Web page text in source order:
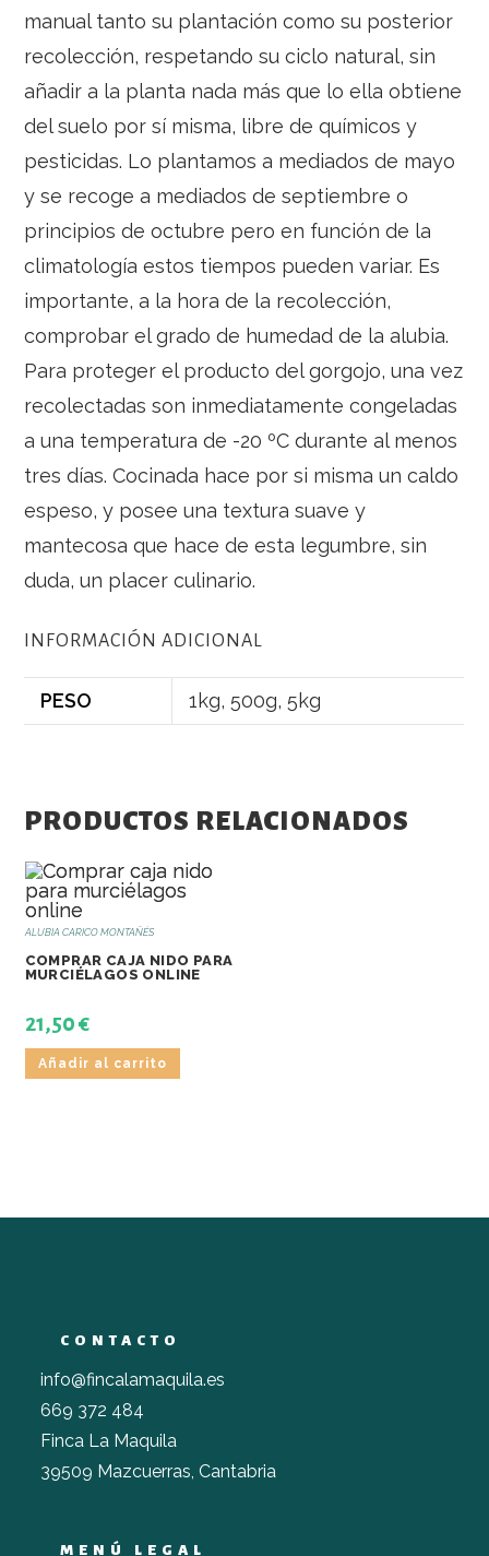
manual tanto su plantación como su posterior
recolección, respetando su ciclo natural, sin
añadir a la planta nada más que lo ella obtiene
del suelo por sí misma, libre de químicos y
pesticidas. Lo plantamos a mediados de mayo
y se recoge a mediados de septiembre o
principios de octubre pero en función de la
climatología estos tiempos pueden variar. Es
importante, a la hora de la recolección,
comprobar el grado de humedad de la alubia.
Para proteger el producto del gorgojo, una vez
recolectadas son inmediatamente congeladas
a una temperatura de -20 ºC durante al menos
tres días. Cocinada hace por si misma un caldo
espeso, y posee una textura suave y
mantecosa que hace de esta legumbre, sin
duda, un placer culinario.
INFORMACIÓN ADICIONAL
PESO 1kg, 500g, 5kg
PRODUCTOS RELACIONADOS
ALUBIA CARICO MONTAÑÉS
COMPRAR CAJA NIDO PARA
MURCIÉLAGOS ONLINE
21,50€
Añadir al carrito
CONTACTO
info@fincalamaquila.es
669 372 484
Finca La Maquila
39509 Mazcuerras, Cantabria
MENÚ LEGAL